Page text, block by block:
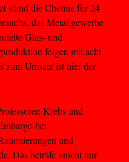
stand die Chemie für 24
das Metallgewerbe
Glas- und
folgen mit acht
zum Umsatz ist hier der
Krebs und
bei
und
Das beträfe »nicht nur